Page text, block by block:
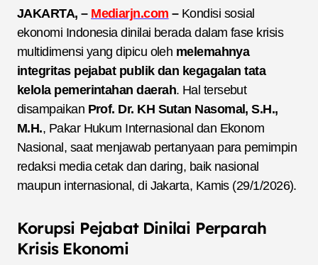
JAKARTA, – Mediarjn.com – Kondisi sosial
ekonomi Indonesia dinilai berada dalam fase krisis
multidimensi yang dipicu oleh melemahnya
integritas pejabat publik dan kegagalan tata
kelola pemerintahan daerah. Hal tersebut
disampaikan Prof. Dr. KH Sutan Nasomal, S.H.,
M.H., Pakar Hukum Internasional dan Ekonom
Nasional, saat menjawab pertanyaan para pemimpin
redaksi media cetak dan daring, baik nasional
maupun internasional, di Jakarta, Kamis (29/1/2026).
Korupsi Pejabat Dinilai Perparah
Krisis Ekonomi